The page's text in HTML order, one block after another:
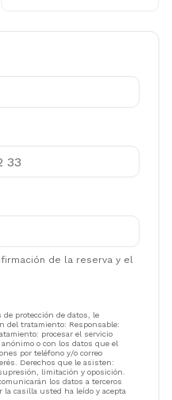
de la reserva y el
protección de datos, le
del tratamiento: Responsable:
procesar el servicio
o con los datos que el
por teléfono y/o correo
Derechos que le asisten:
limitación y oposición.
los datos a terceros
la casilla usted ha leído y acepta